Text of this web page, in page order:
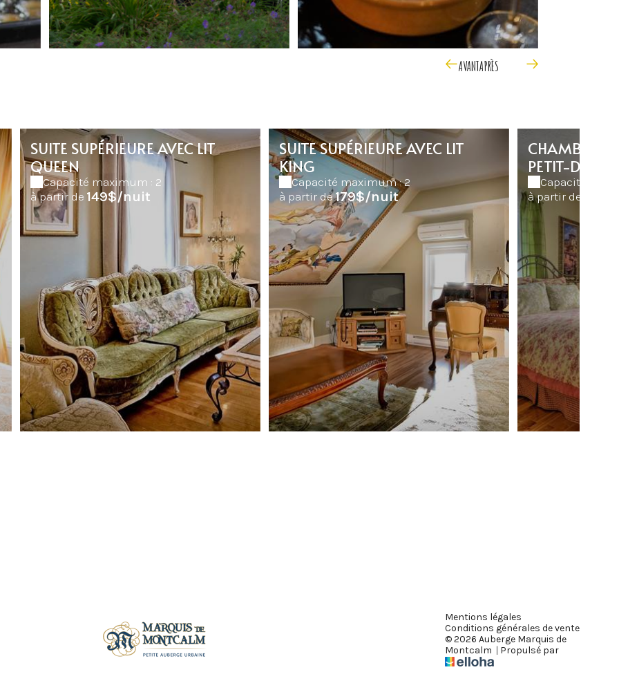
AVANTAPRÈS
SUITE SUPÉRIEURE AVEC LIT
QUEEN
Capacité maximum : 2
à partir de 149$/nuit
SUITE SUPÉRIEURE AVEC LIT
KING
Capacité maximum : 2
à partir de179$/nuit
CHAMBRE
PETIT-
Capacité
à partir de
Mentions légales
Conditions générales de vente
© 2026 Auberge Marquis de
Montcalm | Propulsé par